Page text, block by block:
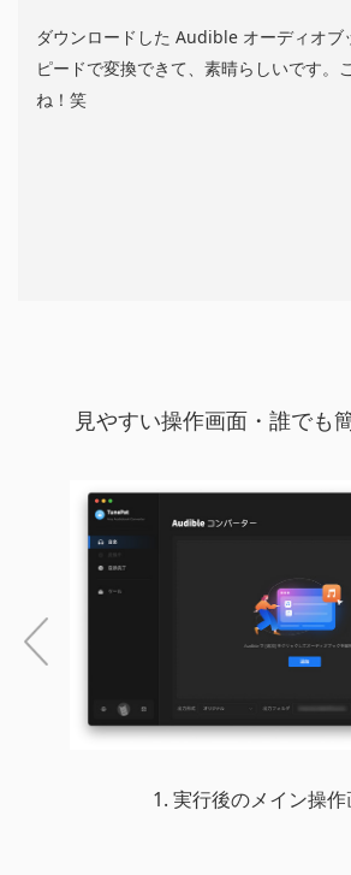
ダウンロードした Audible オーディオブ
ピードで変換できて、素晴らしいです。
ね！笑
見やすい操作画面・誰でも
1. 実行後のメイン操